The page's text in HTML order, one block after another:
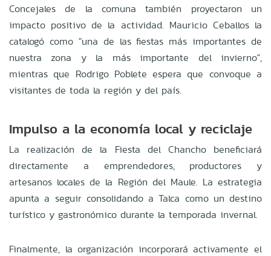
Concejales de la comuna también proyectaron un
impacto positivo de la actividad. Mauricio Ceballos la
catalogó como "una de las fiestas más importantes de
nuestra zona y la más importante del invierno",
mientras que Rodrigo Poblete espera que convoque a
visitantes de toda la región y del país.
Impulso a la economía local y reciclaje
La realización de la Fiesta del Chancho beneficiará
directamente a emprendedores, productores y
artesanos locales de la Región del Maule. La estrategia
apunta a seguir consolidando a Talca como un destino
turístico y gastronómico durante la temporada invernal.
Finalmente, la organización incorporará activamente el